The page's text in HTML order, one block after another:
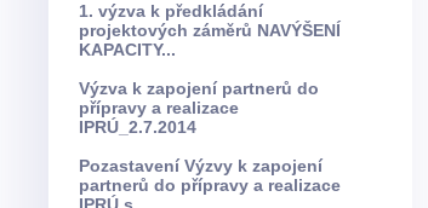
1. výzva k předkládání
projektových záměrů NAVÝŠENÍ
KAPACITY...
Výzva k zapojení partnerů do
přípravy a realizace
IPRÚ_2.7.2014
Pozastavení Výzvy k zapojení
partnerů do přípravy a realizace